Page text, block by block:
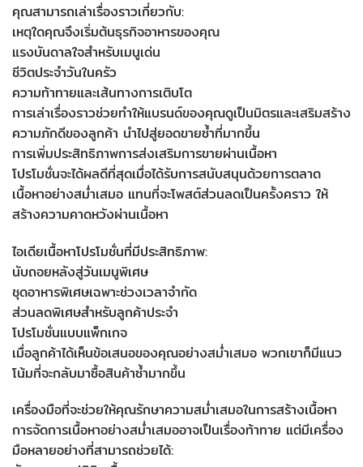
คุณสามารถเล่าเรื่องราวเกี่ยวกับ:
เหตุใดคุณจึงเริ่มต้นธุรกิจอาหารของคุณ
แรงบันดาลใจสำหรับเมนูเด่น
ชีวิตประจำวันในครัว
ความท้าทายและเส้นทางการเติบโต
การเล่าเรื่องราวช่วยทำให้แบรนด์ของคุณดูเป็นมิตรและเสริมสร้าง
ความภักดีของลูกค้า นำไปสู่ยอดขายซ้ำที่มากขึ้น
การเพิ่มประสิทธิภาพการส่งเสริมการขายผ่านเนื้อหา
โปรโมชั่นจะได้ผลดีที่สุดเมื่อได้รับการสนับสนุนด้วยการตลาด
เนื้อหาอย่างสม่ำเสมอ แทนที่จะโพสต์ส่วนลดเป็นครั้งคราว ให้
สร้างความคาดหวังผ่านเนื้อหา
ไอเดียเนื้อหาโปรโมชั่นที่มีประสิทธิภาพ:
นับถอยหลังสู่วันเมนูพิเศษ
ชุดอาหารพิเศษเฉพาะช่วงเวลาจำกัด
ส่วนลดพิเศษสำหรับลูกค้าประจำ
โปรโมชั่นแบบแพ็กเกจ
เมื่อลูกค้าได้เห็นข้อเสนอของคุณอย่างสม่ำเสมอ พวกเขาก็มีแนว
โน้มที่จะกลับมาซื้อสินค้าซ้ำมากขึ้น
เครื่องมือที่จะช่วยให้คุณรักษาความสม่ำเสมอในการสร้างเนื้อหา
การจัดการเนื้อหาอย่างสม่ำเสมออาจเป็นเรื่องท้าทาย แต่มีเครื่อง
มือหลายอย่างที่สามารถช่วยได้: